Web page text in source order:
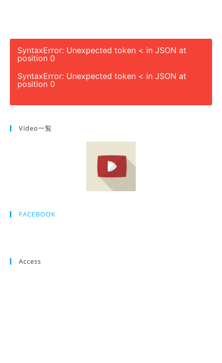
SyntaxError: Unexpected token < in JSON at
position 0
SyntaxError: Unexpected token < in JSON at
position 0
Video一覧
FACEBOOK
Access